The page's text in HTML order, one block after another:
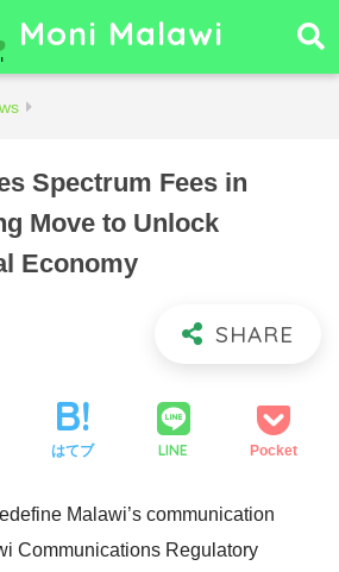
Moni Malawi
Spectrum Fees in
Move to Unlock
Economy
はてブ LINE Pocket
Malawi’s communication
Communications Regulatory